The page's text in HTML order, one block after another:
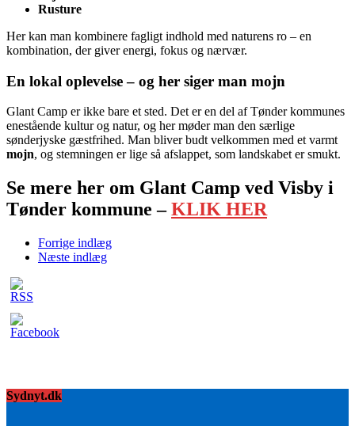
Rusture
Her kan man kombinere fagligt indhold med naturens ro – en
kombination, der giver energi, fokus og nærvær.
En lokal oplevelse – og her siger man mojn
Glant Camp er ikke bare et sted. Det er en del af Tønder kommunes
enestående kultur og natur, og her møder man den særlige
sønderjyske gæstfrihed. Man bliver budt velkommen med et varmt
mojn, og stemningen er lige så afslappet, som landskabet er smukt.
Se mere her om Glant Camp ved Visby i
Tønder kommune –KLIK HER
Forrige indlæg
Næste indlæg
Sydnyt.dk